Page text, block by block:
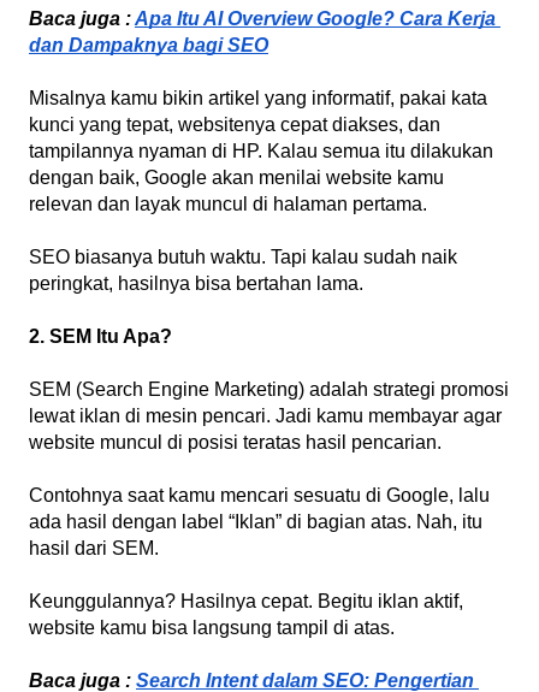
Baca juga : Apa Itu AI Overview Google? Cara Kerja
dan Dampaknya bagi SEO
Misalnya kamu bikin artikel yang informatif, pakai kata
kunci yang tepat, websitenya cepat diakses, dan
tampilannya nyaman di HP. Kalau semua itu dilakukan
dengan baik, Google akan menilai website kamu
relevan dan layak muncul di halaman pertama.
SEO biasanya butuh waktu. Tapi kalau sudah naik
peringkat, hasilnya bisa bertahan lama.
2. SEM Itu Apa?
SEM (Search Engine Marketing) adalah strategi promosi
lewat iklan di mesin pencari. Jadi kamu membayar agar
website muncul di posisi teratas hasil pencarian.
Contohnya saat kamu mencari sesuatu di Google, lalu
ada hasil dengan label “Iklan” di bagian atas. Nah, itu
hasil dari SEM.
Keunggulannya? Hasilnya cepat. Begitu iklan aktif,
website kamu bisa langsung tampil di atas.
Baca juga : Search Intent dalam SEO: Pengertian